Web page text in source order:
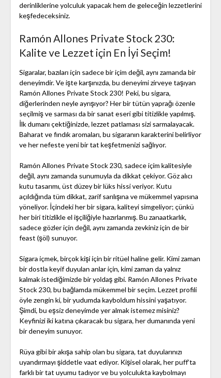
derinliklerine yolculuk yapacak hem de geleceğin lezzetlerini
keşfedeceksiniz.
Ramón Allones Private Stock 230:
Kalite ve Lezzet için En İyi Seçim!
Sigaralar, bazıları için sadece bir içim değil, aynı zamanda bir
deneyimdir. Ve işte karşınızda, bu deneyimi zirveye taşıyan
Ramón Allones Private Stock 230! Peki, bu sigara,
diğerlerinden neyle ayrışıyor? Her bir tütün yaprağı özenle
seçilmiş ve sarması da bir sanat eseri gibi titizlikle yapılmış.
İlk dumanı çektiğinizde, lezzet patlaması sizi sarmalayacak.
Baharat ve fındık aromaları, bu sigaranın karakterini belirliyor
ve her nefeste yeni bir tat keşfetmenizi sağlıyor.
Ramón Allones Private Stock 230, sadece içim kalitesiyle
değil, aynı zamanda sunumuyla da dikkat çekiyor. Göz alıcı
kutu tasarımı, üst düzey bir lüks hissi veriyor. Kutu
açıldığında tüm dikkat, zarif sarılışına ve mükemmel yapısına
yöneliyor. İçindeki her bir sigara, kaliteyi simgeliyor; çünkü
her biri titizlikle el işçiliğiyle hazırlanmış. Bu zanaatkarlık,
sadece gözler için değil, aynı zamanda zevkiniz için de bir
feast (şöl) sunuyor.
Sigara içmek, birçok kişi için bir ritüel haline gelir. Kimi zaman
bir dostla keyif duyulan anlar için, kimi zaman da yalnız
kalmak istediğimizde bir yoldaş gibi. Ramón Allones Private
Stock 230, bu bağlamda mükemmel bir seçim. Lezzet profili
öyle zengin ki, bir yudumda kayboldum hissini yaşatıyor.
Şimdi, bu eşsiz deneyimde yer almak istemez misiniz?
Keyfinizi iki katına çıkaracak bu sigara, her dumanında yeni
bir deneyim sunuyor.
Rüya gibi bir akışa sahip olan bu sigara, tat duyularınızı
uyandırmayı şiddetle vaat ediyor. Kişisel olarak, her puff’ta
farklı bir tat uyumu tadıyor ve bu yolculukta kaybolmayı